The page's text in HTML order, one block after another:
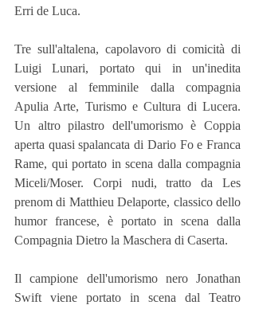
Erri de Luca.
Tre sull'altalena, capolavoro di comicità di
Luigi Lunari, portato qui in un'inedita
versione al femminile dalla compagnia
Apulia Arte, Turismo e Cultura di Lucera.
Un altro pilastro dell'umorismo è Coppia
aperta quasi spalancata di Dario Fo e Franca
Rame, qui portato in scena dalla compagnia
Miceli/Moser. Corpi nudi, tratto da Les
prenom di Matthieu Delaporte, classico dello
humor francese, è portato in scena dalla
Compagnia Dietro la Maschera di Caserta.
Il campione dell'umorismo nero Jonathan
Swift viene portato in scena dal Teatro